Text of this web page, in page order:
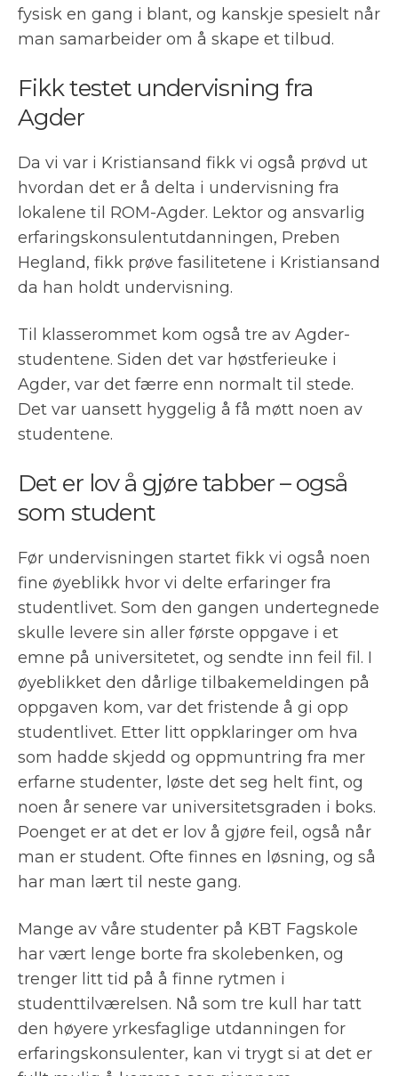
fysisk en gang i blant, og kanskje spesielt når
man samarbeider om å skape et tilbud.
Fikk testet undervisning fra
Agder
Da vi var i Kristiansand fikk vi også prøvd ut
hvordan det er å delta i undervisning fra
lokalene til ROM-Agder. Lektor og ansvarlig
erfaringskonsulentutdanningen, Preben
Hegland, fikk prøve fasilitetene i Kristiansand
da han holdt undervisning.
Til klasserommet kom også tre av Agder-
studentene. Siden det var høstferieuke i
Agder, var det færre enn normalt til stede.
Det var uansett hyggelig å få møtt noen av
studentene.
Det er lov å gjøre tabber – også
som student
Før undervisningen startet fikk vi også noen
fine øyeblikk hvor vi delte erfaringer fra
studentlivet. Som den gangen undertegnede
skulle levere sin aller første oppgave i et
emne på universitetet, og sendte inn feil fil. I
øyeblikket den dårlige tilbakemeldingen på
oppgaven kom, var det fristende å gi opp
studentlivet. Etter litt oppklaringer om hva
som hadde skjedd og oppmuntring fra mer
erfarne studenter, løste det seg helt fint, og
noen år senere var universitetsgraden i boks.
Poenget er at det er lov å gjøre feil, også når
man er student. Ofte finnes en løsning, og så
har man lært til neste gang.
Mange av våre studenter på KBT Fagskole
har vært lenge borte fra skolebenken, og
trenger litt tid på å finne rytmen i
studenttilværelsen. Nå som tre kull har tatt
den høyere yrkesfaglige utdanningen for
erfaringskonsulenter, kan vi trygt si at det er